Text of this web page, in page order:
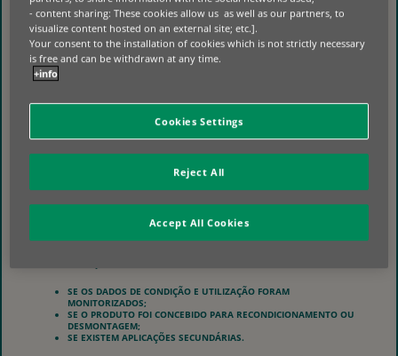
EMISSÕES É UM SUBPRODUTO DA MELHORIA
DA PRODUTIVIDADE DOS ATIVOS — E NÃO UMA
AFIRMAÇÃO AUTÓNOMA.
RECUPERAÇÃO DEPENDE DE DECISÕES
ANTERIORES
A RECICLAGEM E A RECUPERAÇÃO CONTINUAM
A SER IMPORTANTES, MAS RARAMENTE
COMPENSAM UMA UTILIZAÇÃO INEFICIENTE A
MONTANTE. OS RESULTADOS NO FIM DA
UTILIZAÇÃO PODEM DEPENDER DE VÁRIOS
SE OS DADOS DE CONDIÇÃO E UTILIZAÇÃO FORAM
MONITORIZADOS;
SE O PRODUTO FOI CONCEBIDO PARA RECONDICIONAMENTO OU
DESMONTAGEM;
SE EXISTEM APLICAÇÕES SECUNDÁRIAS.
- content sharing: These cookies allow us as well as our partners, to
visualize content hosted on an external site; etc.].
Your consent to the installation of cookies which is not strictly necessary
is free and can be withdrawn at any time.
+info
Cookies Settings
Reject All
Accept All Cookies